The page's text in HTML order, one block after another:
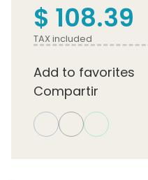
$ 108.39
TAX included
Add to favorites
Compartir